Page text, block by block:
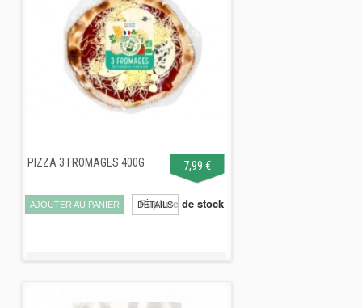
PIZZA 3 FROMAGES 400G 7,99 €
AJOUTER AU PANIER DÉTAILS
Rupture de stock